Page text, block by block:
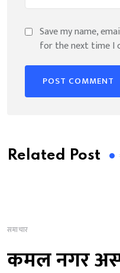
Save my name,
for the next time I
Related Post
समाचार
कमल नगर